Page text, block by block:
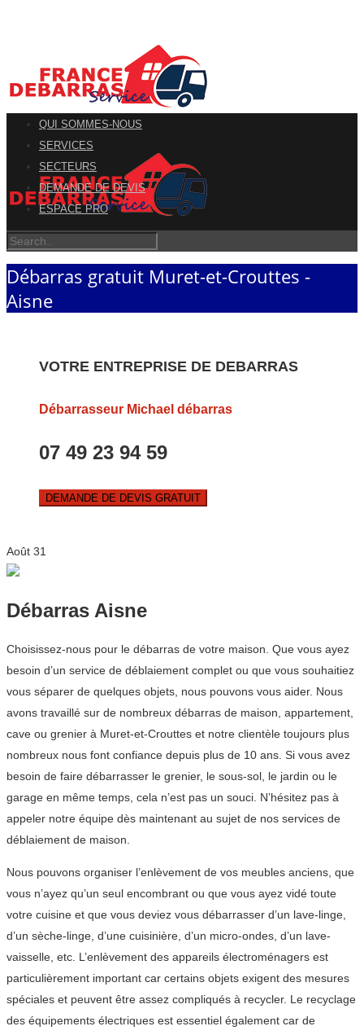
QUI SOMMES-NOUS
SERVICES
SECTEURS
DEMANDE DE DEVIS
ESPACE PRO
Débarras gratuit Muret-et-Crouttes -
Aisne
VOTRE ENTREPRISE DE DEBARRAS
Débarrasseur Michael débarras
07 49 23 94 59
DEMANDE DE DEVIS GRATUIT
Août 31
Débarras Aisne
Choisissez-nous pour le débarras de votre maison. Que vous ayez
besoin d’un service de déblaiement complet ou que vous souhaitiez
vous séparer de quelques objets, nous pouvons vous aider. Nous
avons travaillé sur de nombreux débarras de maison, appartement,
cave ou grenier à Muret-et-Crouttes et notre clientèle toujours plus
nombreux nous font confiance depuis plus de 10 ans. Si vous avez
besoin de faire débarrasser le grenier, le sous-sol, le jardin ou le
garage en même temps, cela n’est pas un souci. N’hésitez pas à
appeler notre équipe dès maintenant au sujet de nos services de
déblaiement de maison.
Nous pouvons organiser l’enlèvement de vos meubles anciens, que
vous n’ayez qu’un seul encombrant ou que vous ayez vidé toute
votre cuisine et que vous deviez vous débarrasser d’un lave-linge,
d’un sèche-linge, d’une cuisinière, d’un micro-ondes, d’un lave-
vaisselle, etc. L’enlèvement des appareils électroménagers est
particulièrement important car certains objets exigent des mesures
spéciales et peuvent être assez compliqués à recycler. Le recyclage
des équipements électriques est essentiel également car de